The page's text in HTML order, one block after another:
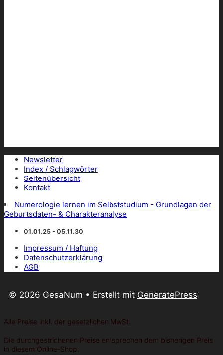
Newsletter
Index / Schlagwörter
Seitenübersicht
Kontakt
Numerologie lernen im Selbststudium - Grundlagen der
Geburtsdaten- & Charakteranalyse
01.01.25 - 05.11.30
Impressum / Haftung
Datenschutzerklärung
AGB
© 2026 GesaNum • Erstellt mit GeneratePress
Alle Preise inkl. der gesetzlichen MwSt.
Die durchgestrichenen Preise entsprechen dem bisherigen Preis
in diesem Online-Shop.